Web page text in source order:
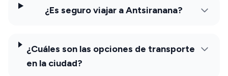
¿Es seguro viajar a Antsiranana?
¿Cuáles son las opciones de transporte
en la ciudad?